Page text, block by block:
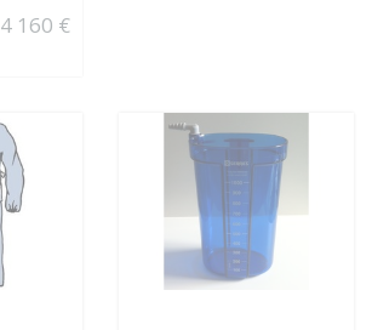
4 160 €